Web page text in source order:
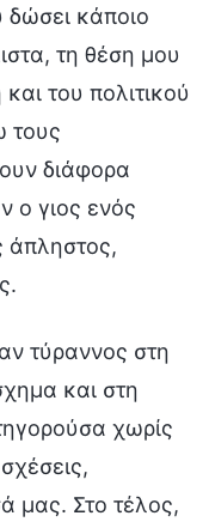
δώσει κάποιο
τη θέση μου
του πολιτικού
τους
διάφορα
ο γιος ενός
άπληστος,
τύραννος στη
και στη
χωρίς
μας. Στο τέλος,